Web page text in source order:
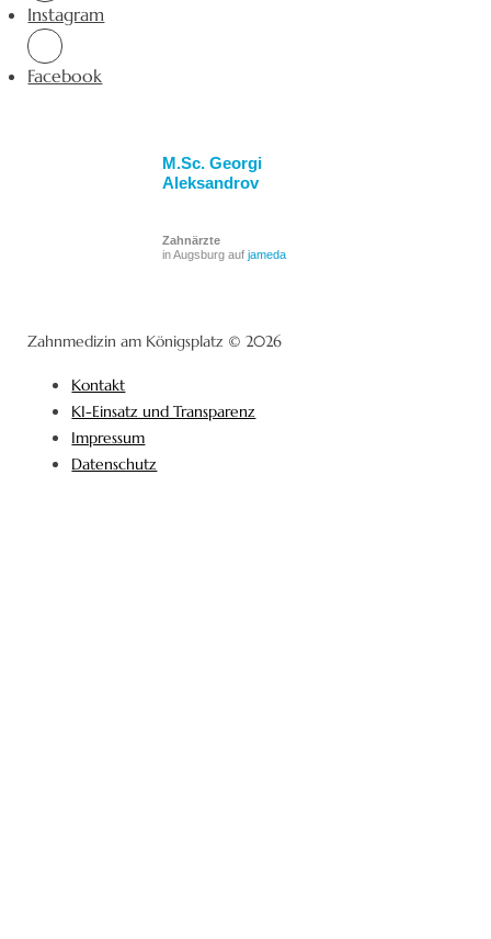
Instagram
Facebook
M.Sc. Georgi
Aleksandrov
Zahnärzte
in Augsburg aufjameda
Zahnmedizin am Königsplatz © 2026
Kontakt
KI-Einsatz und Transparenz
Impressum
Datenschutz